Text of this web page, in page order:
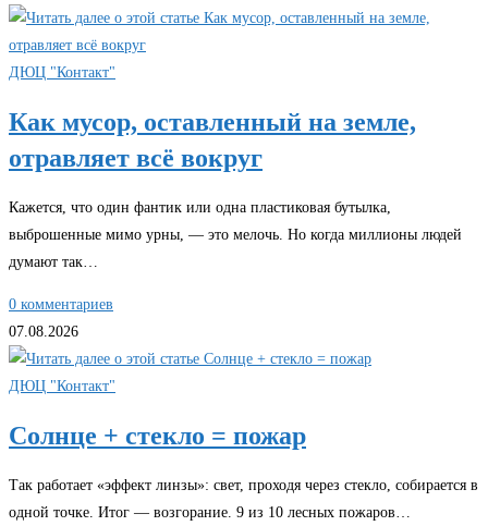
ДЮЦ "Контакт"
Как мусор, оставленный на земле,
отравляет всё вокруг
Кажется, что один фантик или одна пластиковая бутылка,
выброшенные мимо урны, — это мелочь. Но когда миллионы людей
думают так…
0 комментариев
07.08.2026
ДЮЦ "Контакт"
Солнце + стекло = пожар
Так работает «эффект линзы»: свет, проходя через стекло, собирается в
одной точке. Итог — возгорание. 9 из 10 лесных пожаров…